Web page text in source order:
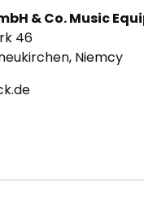
& Co. Music
46
Niemcy